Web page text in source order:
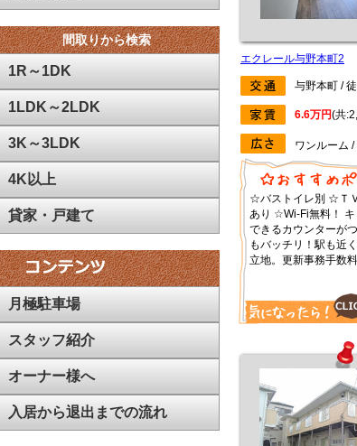
『グランドハイツ』←詳細はこちら
6/16 本日も日差しが暑いですね
をご用意して
6/15 貸店舗のご案内です
飲食店 ◎事務所
『マルショウハイツ』
お気軽にご相談ください
6/12 お部屋探しはぜひ当店へ(*_ _)
お客様のご希望にあった物件
6/11 西浦和2K 徒歩7分
2駅使える便利な立地
『野島ハイツ』
6/9 与野本町1R
『エクレール与野本町Ⅱ』
6/5 梅雨入り前にお部屋探しに
エクレール与野本町2
与野本町 /
6.6万円(共
ワンルーム /
☆バストイレ別 ☆Ｔ
あり ☆Wi-Fi無料！
できるカウンターが
もバッチリ！駅も近
立地。更新事務手数
初回は総賃料の50％
料：毎月330円(税込)
間取りから検索
1R～1DK
1LDK～2LDK
3K～3LDK
4K以上
貸家・戸建て
月極駐車場
スタッフ紹介
オーナー様へ
入居から退出までの流れ